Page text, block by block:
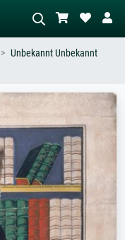
avec beaucoup de rouge,
sombre, nu debout près d'un
arbre.
Unbekannt Unbekannt